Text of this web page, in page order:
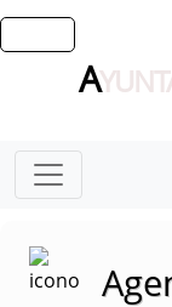
A